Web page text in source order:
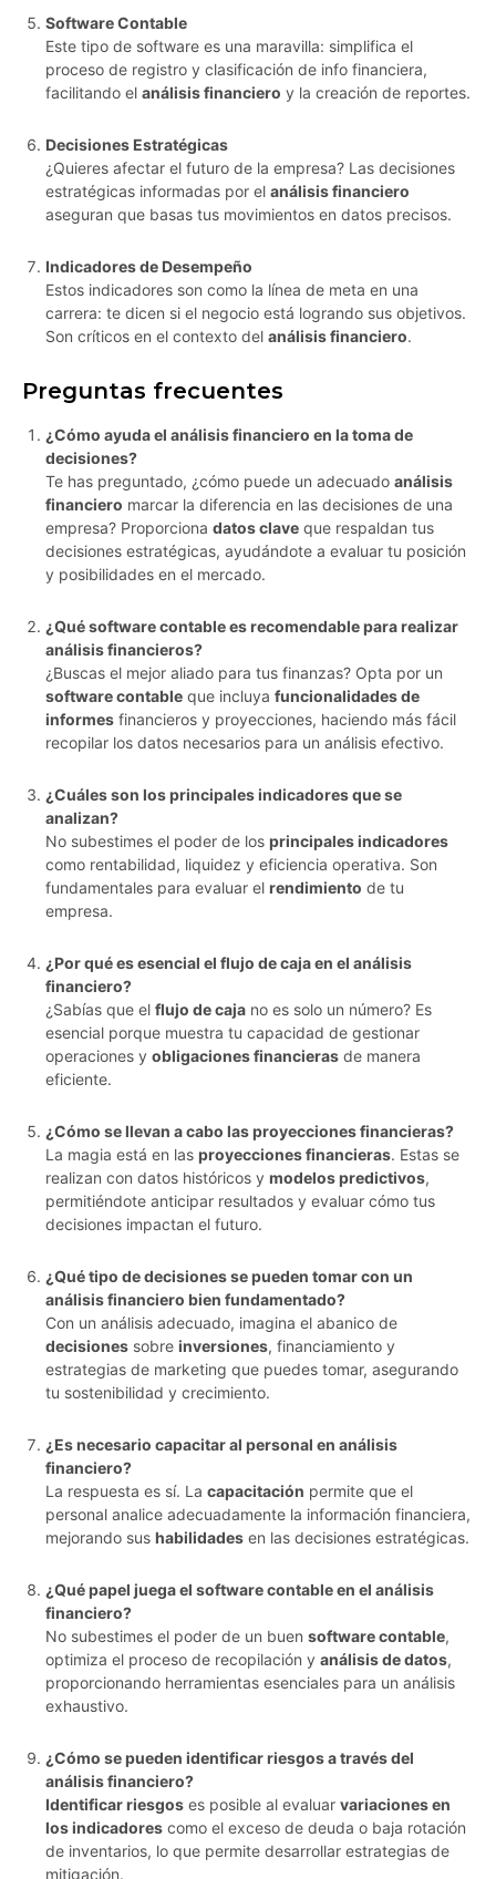
Software Contable
Este tipo de software es una maravilla: simplifica el
proceso de registro y clasificación de info financiera,
facilitando el análisis financiero y la creación de reportes.
Decisiones Estratégicas
¿Quieres afectar el futuro de la empresa? Las decisiones
estratégicas informadas por el análisis financiero
aseguran que basas tus movimientos en datos precisos.
Indicadores de Desempeño
Estos indicadores son como la línea de meta en una
carrera: te dicen si el negocio está logrando sus objetivos.
Son críticos en el contexto del análisis financiero.
Preguntas frecuentes
¿Cómo ayuda el análisis financiero en la toma de
decisiones?
Te has preguntado, ¿cómo puede un adecuado análisis
financiero marcar la diferencia en las decisiones de una
empresa? Proporciona datos clave que respaldan tus
decisiones estratégicas, ayudándote a evaluar tu posición
y posibilidades en el mercado.
¿Qué software contable es recomendable para realizar
análisis financieros?
¿Buscas el mejor aliado para tus finanzas? Opta por un
software contable que incluya funcionalidades de
informes financieros y proyecciones, haciendo más fácil
recopilar los datos necesarios para un análisis efectivo.
¿Cuáles son los principales indicadores que se
analizan?
No subestimes el poder de los principales indicadores
como rentabilidad, liquidez y eficiencia operativa. Son
fundamentales para evaluar el rendimiento de tu
empresa.
¿Por qué es esencial el flujo de caja en el análisis
financiero?
¿Sabías que el flujo de caja no es solo un número? Es
esencial porque muestra tu capacidad de gestionar
operaciones y obligaciones financieras de manera
eficiente.
¿Cómo se llevan a cabo las proyecciones financieras?
La magia está en las proyecciones financieras. Estas se
realizan con datos históricos y modelos predictivos,
permitiéndote anticipar resultados y evaluar cómo tus
decisiones impactan el futuro.
¿Qué tipo de decisiones se pueden tomar con un
análisis financiero bien fundamentado?
Con un análisis adecuado, imagina el abanico de
decisiones sobre inversiones, financiamiento y
estrategias de marketing que puedes tomar, asegurando
tu sostenibilidad y crecimiento.
¿Es necesario capacitar al personal en análisis
financiero?
La respuesta es sí. La capacitación permite que el
personal analice adecuadamente la información financiera,
mejorando sus habilidades en las decisiones estratégicas.
¿Qué papel juega el software contable en el análisis
financiero?
No subestimes el poder de un buen software contable,
optimiza el proceso de recopilación y análisis de datos,
proporcionando herramientas esenciales para un análisis
exhaustivo.
¿Cómo se pueden identificar riesgos a través del
análisis financiero?
Identificar riesgos es posible al evaluar variaciones en
los indicadores como el exceso de deuda o baja rotación
de inventarios, lo que permite desarrollar estrategias de
mitigación.